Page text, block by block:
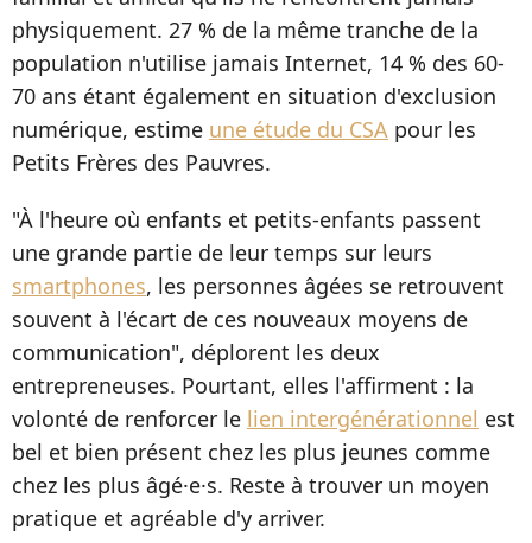
physiquement. 27 % de la même tranche de la
population n'utilise jamais Internet, 14 % des 60-
70 ans étant également en situation d'exclusion
numérique, estime une étude du CSA pour les
Petits Frères des Pauvres.
"À l'heure où enfants et petits-enfants passent
une grande partie de leur temps sur leurs
smartphones, les personnes âgées se retrouvent
souvent à l'écart de ces nouveaux moyens de
communication", déplorent les deux
entrepreneuses. Pourtant, elles l'affirment : la
volonté de renforcer le lien intergénérationnel est
bel et bien présent chez les plus jeunes comme
chez les plus âgé·e·s. Reste à trouver un moyen
pratique et agréable d'y arriver.